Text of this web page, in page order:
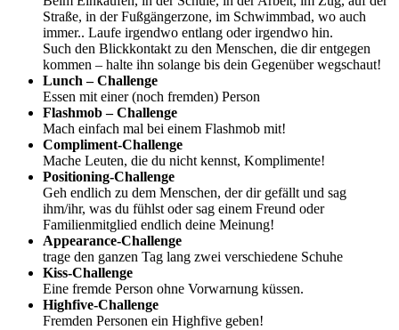
Straße, in der Fußgängerzone, im Schwimmbad, wo auch
immer.. Laufe irgendwo entlang oder irgendwo hin.
Such den Blickkontakt zu den Menschen, die dir entgegen
kommen – halte ihn solange bis dein Gegenüber wegschaut!
Lunch – Challenge
Essen mit einer (noch fremden) Person
Flashmob – Challenge
Mach einfach mal bei einem Flashmob mit!
Compliment-Challenge
Mache Leuten, die du nicht kennst, Komplimente!
Positioning-Challenge
Geh endlich zu dem Menschen, der dir gefällt und sag
ihm/ihr, was du fühlst oder sag einem Freund oder
Familienmitglied endlich deine Meinung!
Appearance-Challenge
trage den ganzen Tag lang zwei verschiedene Schuhe
Kiss-Challenge
Eine fremde Person ohne Vorwarnung küssen.
Highfive-Challenge
Fremden Personen ein Highfive geben!